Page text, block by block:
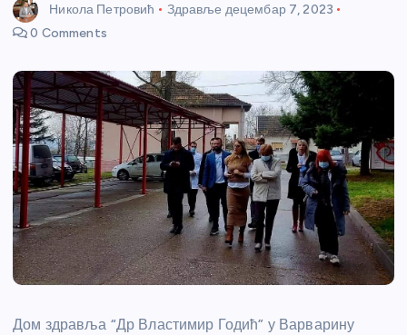
Никола Петровић Здравље децембар 7, 2023
0 Comments
Дом здравља “Др Властимир Годић” у Варварину